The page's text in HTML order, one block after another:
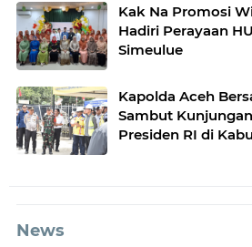
Kak Na Promosi
Hadiri Perayaan
Simeulue
Kapolda Aceh
Sambut
Presiden RI di
News